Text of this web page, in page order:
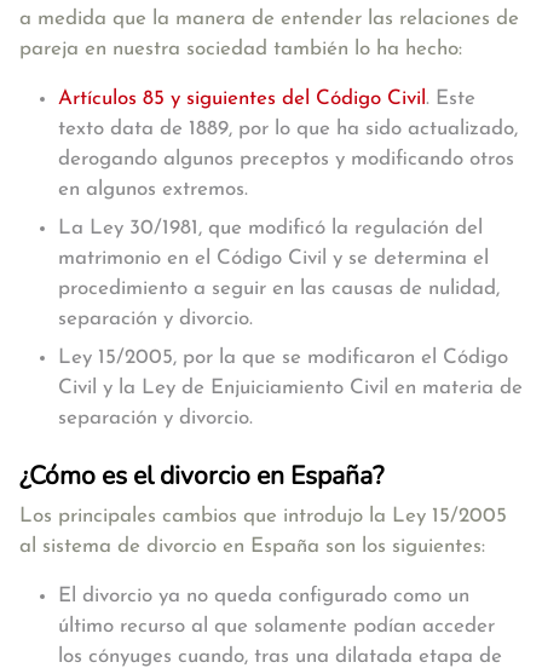
a medida que la manera de entender las relaciones de
pareja en nuestra sociedad también lo ha hecho:
Artículos 85 y siguientes del Código Civil . Este
texto data de 1889, por lo que ha sido actualizado,
derogando algunos preceptos y modificando otros
en algunos extremos.
La Ley 30/1981, que modificó la regulación del
matrimonio en el Código Civil y se determina el
procedimiento a seguir en las causas de nulidad,
separación y divorcio.
Ley 15/2005, por la que se modificaron el Código
Civil y la Ley de Enjuiciamiento Civil en materia de
separación y divorcio.
¿Cómo es el divorcio en España?
Los principales cambios que introdujo la Ley 15/2005
al sistema de divorcio en España son los siguientes:
El divorcio ya no queda configurado como un
último recurso al que solamente podían acceder
los cónyuges cuando, tras una dilatada etapa de